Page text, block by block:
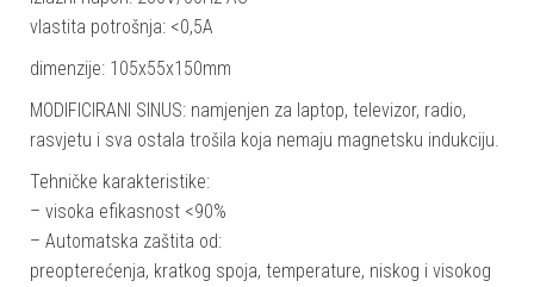
vlastita potrošnja: <0,5A
dimenzije: 105x55x150mm
MODIFICIRANI SINUS: namjenjen za laptop, televizor, radio,
rasvjetu i sva ostala trošila koja nemaju magnetsku indukciju.
Tehničke karakteristike:
– visoka efikasnost <90%
– Automatska zaštita od:
preopterećenja, kratkog spoja, temperature, niskog i visokog